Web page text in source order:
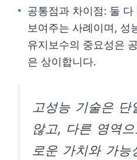
공통점과 차이점: 둘
보여주는 사례이며, 성
유지보수의 중요성은
은 상이합니다.
고성능 기술은
않고, 다른 영역
로운 가치와 가